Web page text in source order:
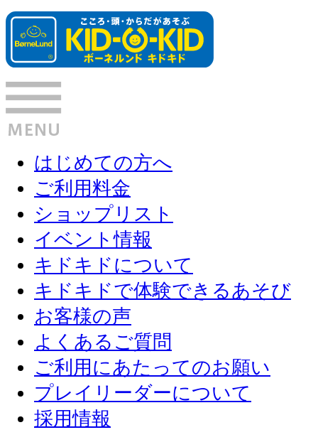
はじめての方へ
ご利用料金
ショップリスト
イベント情報
キドキドについて
キドキドで体験できるあそび
お客様の声
よくあるご質問
ご利用にあたってのお願い
プレイリーダーについて
採用情報